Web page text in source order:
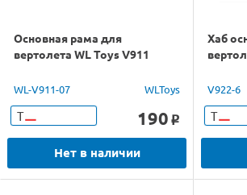
Основная рама для
вертолета WL Toys V911
WL-V911-07 WLToys
Т 190 o
Нет в наличии
Хаб
V922-6
Т